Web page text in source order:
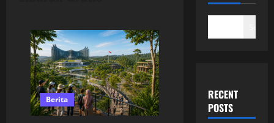
Berita
RECENT
POSTS